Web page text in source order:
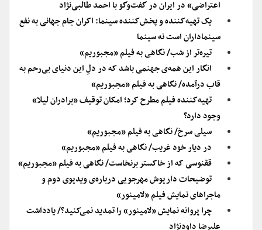
اعتراضی» در ایران در گفت‌وگو با احمد طالبی‌نژاد
یک تهیه‌کننده و پخش‌کننده سینما: اکران جام جهانی به نفع
سینماداران است نه سینما
تیره‌تر از شب/ نگاهی به فیلم «مجبوریم»
انگار این همه‌ی جهنمی باشد که در دلِ این دنیای بی‌رحم به
قاب درآمده/ نگاهی به فیلم «مجبوریم»
تهیه‌کننده فیلم مطرح کرد؛ امکان توقیف «برادران لیلا»
وجود دارد؟
سیلی سرخ/ نگاهی به فیلم «مجبوریم»
در دیار خود غریب/ نگاهی به فیلم «مجبوریم»
ققنوسی که از خاکستر برنخاست/ نگاهی به فیلم «مجبوریم»
توضیحات داریوش مهرجویی درباره‌ی ویدیوی دوم و
ماجراهای نمایش فیلم «لامینور»
چرا پروانه نمایش «لامینور» را تمدید نمی‌کنید؟/ یادداشت
علیرضا داودنژاد